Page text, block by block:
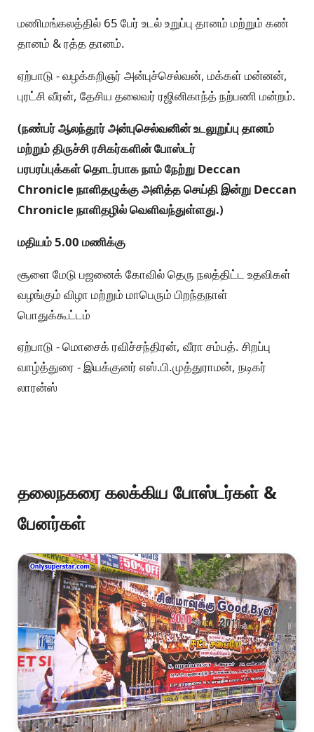
மணிமங்கலத்தில் 65 பேர் உடல் உறுப்பு தானம் மற்றும் கண்
தானம் & ரத்த தானம்.
ஏற்பாடு - வழக்கறிஞர் அன்புச்செல்வன், மக்கள் மன்னன்,
புரட்சி வீரன், தேசிய தலைவர் ரஜினிகாந்த் நற்பணி மன்றம்.
(நண்பர் ஆலந்தூர் அன்புசெல்வனின் உடலுறுப்பு தானம்
மற்றும் திருச்சி ரசிகர்களின் போஸ்டர்
பரபரப்புக்கள் தொடர்பாக நாம் நேற்று Deccan
Chronicle நாளிதழுக்கு அளித்த செய்தி இன்று Deccan
Chronicle நாளிதழில் வெளிவந்துள்ளது.)
மதியம் 5.00 மணிக்கு
சூளை மேடு பஜனைக் கோவில் தெரு நலத்திட்ட உதவிகள்
வழங்கும் விழா மற்றும் மாபெரும் பிறந்தநாள்
பொதுக்கூட்டம்
ஏற்பாடு - மொசைக் ரவிச்சந்திரன், வீரா சம்பத். சிறப்பு
வாழ்த்துரை - இயக்குனர் எஸ்.பி.முத்துராமன், நடிகர்
லாரன்ஸ்
தலைநகரை கலக்கிய போஸ்டர்கள் &
பேனர்கள்